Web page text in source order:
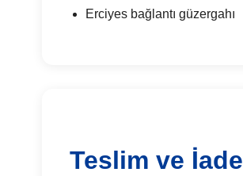
Erciyes bağlantı güzergahı
Teslim ve İade